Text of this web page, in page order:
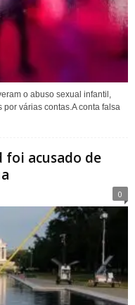
o abuso sexual infantil,
várias contas.A conta falsa
acusado de
0